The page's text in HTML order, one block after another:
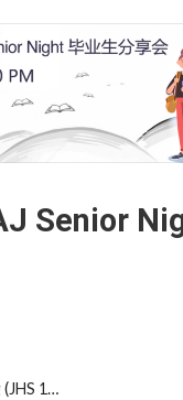
Senior
1…